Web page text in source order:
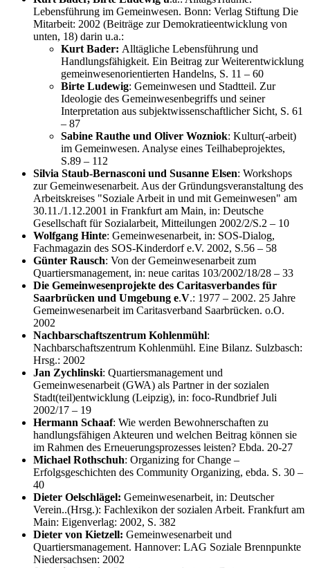
Lebensführung im Gemeinwesen. Bonn: Verlag Stiftung Die
Mitarbeit: 2002 (Beiträge zur Demokratieentwicklung von
unten, 18) darin u.a.:
Kurt Bader: Alltägliche Lebensführung und
Handlungsfähigkeit. Ein Beitrag zur Weiterentwicklung
gemeinwesenorientierten Handelns, S. 11 – 60
Birte Ludewig: Gemeinwesen und Stadtteil. Zur
Ideologie des Gemeinwesenbegriffs und seiner
Interpretation aus subjektwissenschaftlicher Sicht, S. 61
– 87
Sabine Rauthe und Oliver Wozniok: Kultur(-arbeit)
im Gemeinwesen. Analyse eines Teilhabeprojektes,
S.89 – 112
Silvia Staub-Bernasconi und Susanne Elsen: Workshops
zur Gemeinwesenarbeit. Aus der Gründungsveranstaltung des
Arbeitskreises "Soziale Arbeit in und mit Gemeinwesen" am
30.11./1.12.2001 in Frankfurt am Main, in: Deutsche
Gesellschaft für Sozialarbeit, Mitteilungen 2002/2/S.2 – 10
Wolfgang Hinte: Gemeinwesenarbeit, in: SOS-Dialog,
Fachmagazin des SOS-Kinderdorf e.V. 2002, S.56 – 58
Günter Rausch: Von der Gemeinwesenarbeit zum
Quartiersmanagement, in: neue caritas 103/2002/18/28 – 33
Die Gemeinwesenprojekte des Caritasverbandes für
Saarbrücken und Umgebung e.V.: 1977 – 2002. 25 Jahre
Gemeinwesenarbeit im Caritasverband Saarbrücken. o.O.
2002
Nachbarschaftszentrum Kohlenmühl:
Nachbarschaftszentrum Kohlenmühl. Eine Bilanz. Sulzbasch:
Hrsg.: 2002
Jan Zychlinski: Quartiersmanagement und
Gemeinwesenarbeit (GWA) als Partner in der sozialen
Stadt(teil)entwicklung (Leipzig), in: foco-Rundbrief Juli
2002/17 – 19
Hermann Schaaf: Wie werden Bewohnerschaften zu
handlungsfähigen Akteuren und welchen Beitrag können sie
im Rahmen des Erneuerungsprozesses leisten? Ebda. 20-27
Michael Rothschuh: Organizing for Change –
Erfolgsgeschichten des Community Organizing, ebda. S. 30 –
40
Dieter Oelschlägel: Gemeinwesenarbeit, in: Deutscher
Verein..(Hrsg.): Fachlexikon der sozialen Arbeit. Frankfurt am
Main: Eigenverlag: 2002, S. 382
Dieter von Kietzell: Gemeinwesenarbeit und
Quartiersmanagement. Hannover: LAG Soziale Brennpunkte
Niedersachsen: 2002